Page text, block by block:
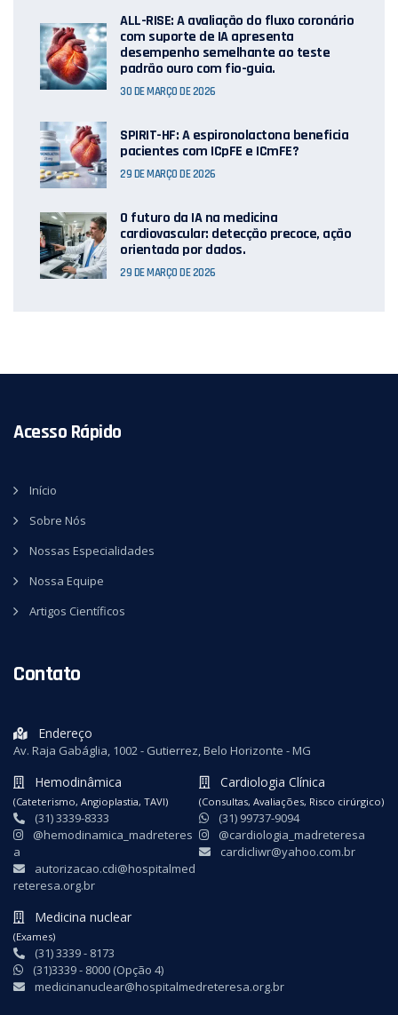
ALL-RISE: A avaliação do fluxo coronário
com suporte de IA apresenta
desempenho semelhante ao teste
padrão ouro com fio-guia.
30 DE MARÇO DE 2026
SPIRIT-HF: A espironolactona beneficia
pacientes com ICpFE e ICmFE?
29 DE MARÇO DE 2026
O futuro da IA ​​na medicina
cardiovascular: detecção precoce, ação
orientada por dados.
29 DE MARÇO DE 2026
Acesso Rápido
Início
Sobre Nós
Nossas Especialidades
Nossa Equipe
Artigos Científicos
Contato
Endereço
Av. Raja Gabáglia, 1002 - Gutierrez, Belo Horizonte - MG
Hemodinâmica
(Cateterismo, Angioplastia, TAVI)
(31) 3339-8333
@hemodinamica_madreteres
a
autorizacao.cdi@hospitalmed
reteresa.org.br
Cardiologia Clínica
(Consultas, Avaliações, Risco cirúrgico)
(31) 99737-9094
@cardiologia_madreteresa
cardicliwr@yahoo.com.br
Medicina nuclear
(Exames)
(31) 3339 - 8173
(31)3339 - 8000 (Opção 4)
medicinanuclear@hospitalmedreteresa.org.br